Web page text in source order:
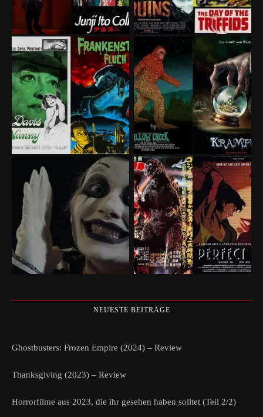
NEUESTE BEITRÄGE
Ghostbusters: Frozen Empire (2024) – Review
Thanksgiving (2023) – Review
Horrorfilme aus 2023, die ihr gesehen haben solltet (Teil 2/2)